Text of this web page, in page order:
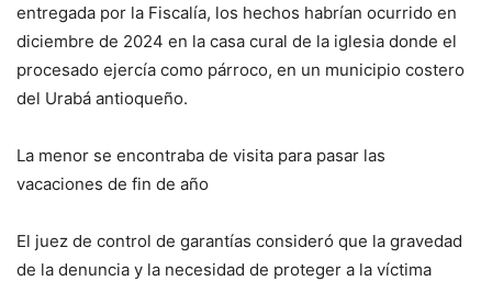
entregada por la Fiscalía, los hechos habrían ocurrido en
diciembre de 2024 en la casa cural de la iglesia donde el
procesado ejercía como párroco, en un municipio costero
del Urabá antioqueño.
La menor se encontraba de visita para pasar las
vacaciones de fin de año
El juez de control de garantías consideró que la gravedad
de la denuncia y la necesidad de proteger a la víctima